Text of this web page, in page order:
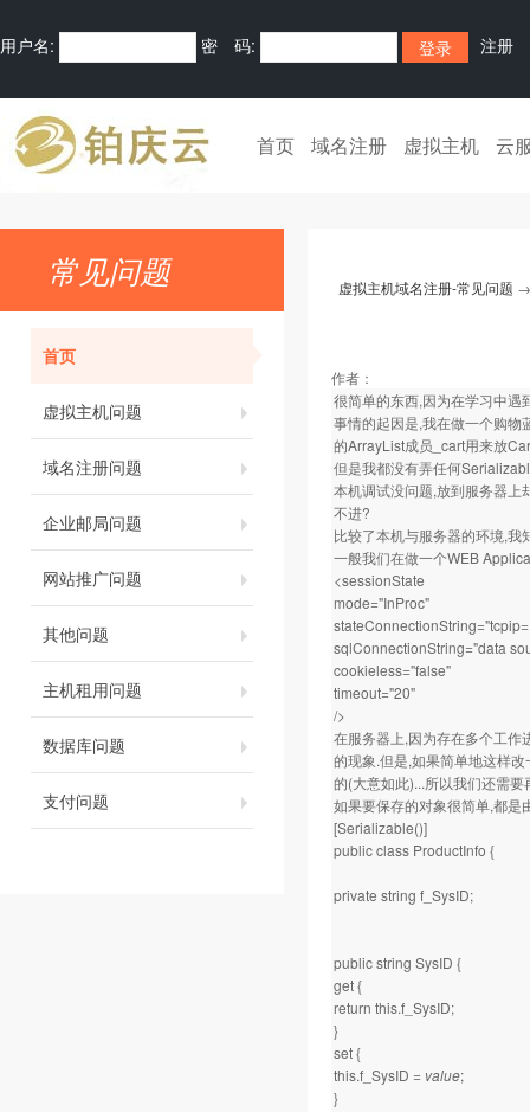
用户名: 密 码: 注册
首页 域名注册 虚拟主机 云
常见问题
首页
虚拟主机问题
域名注册问题
企业邮局问题
网站推广问题
其他问题
主机租用问题
数据库问题
支付问题
虚拟主机域名注册-常见问题
作者：
很简单的东西,因为在学习中遇
事情的起因是,我在做一个购
的ArrayList成员_cart用来放
但是我都没有弄任何
本机调试没问题,放到服务器上
不进?
比较了本机与服务器的环境,
一般我们在做一个WEB
<sessionState
mode="InProc"
sqlConnectionString="data
cookieless="false"
timeout="20"
/>
在服务器上,因为存在多个工
的现象.但是,如果简单地这样
的(大意如此)...所以我们还需
如果要保存的对象很简单,都
[Serializable()]
public class ProductInfo {
private string f_SysID;
public string SysID {
get {
return this.f_SysID;
}
set {
this.f_SysID = value;
}